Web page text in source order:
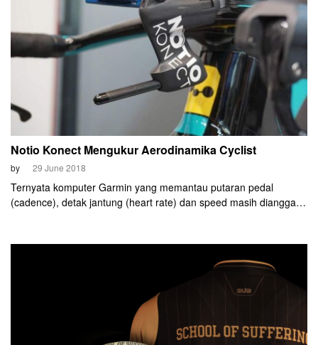
Notio Konect Mengukur Aerodinamika Cyclist
by 29 June 2018
Ternyata komputer Garmin yang memantau putaran pedal
(cadence), detak jantung (heart rate) dan speed masih dianggap
headtube. Gunanya untuk memantau aerodinamika. Sekarang
alat ini, Notio Konect sudah dijual untuk umum. Alat pemantau
aerodinamika ini terus dikembangkan oleh Argon18 selama dua
tahun. Bekerjasama dengan Notio Technologies, akhirnya
sekarang mengeluarkan Notio K